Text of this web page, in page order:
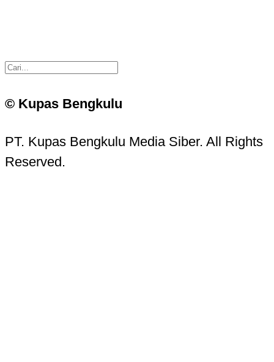
© Kupas Bengkulu
PT. Kupas Bengkulu Media Siber. All Rights
Reserved.